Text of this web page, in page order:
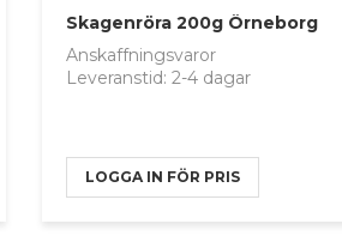
Skagenröra 200g Örneborg
Anskaffningsvaror
Leveranstid: 2-4 dagar
LOGGA IN FÖR PRIS